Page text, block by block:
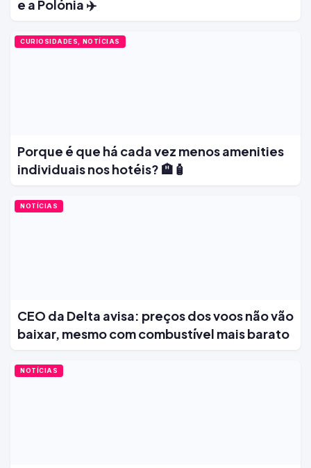
e a Polónia ✈️
CURIOSIDADES, NOTÍCIAS
Porque é que há cada vez menos amenities
individuais nos hotéis? 🏨🧴
NOTÍCIAS
CEO da Delta avisa: preços dos voos não vão
baixar, mesmo com combustível mais barato
NOTÍCIAS